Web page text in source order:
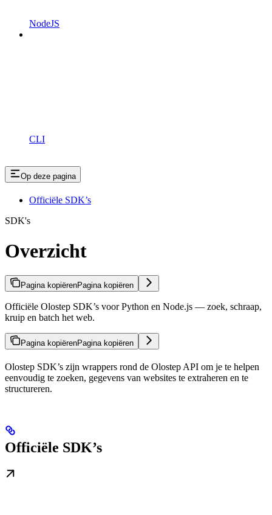
NodeJS
CLI
Op deze pagina
Officiële SDK’s
SDK's
Overzicht
Pagina kopiërenPagina kopiëren
Officiële Olostep SDK’s voor Python en Node.js — zoek, schraap,
kruip en batch het web.
Pagina kopiërenPagina kopiëren
Olostep SDK’s zijn wrappers rond de Olostep API om je te helpen
eenvoudig te zoeken, gegevens van websites te extraheren en te
structureren.
Officiële SDK’s